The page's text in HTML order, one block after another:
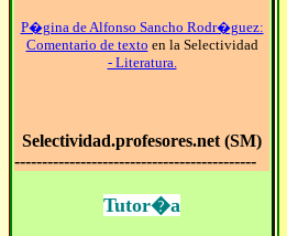
P�gina de Alfonso Sancho Rodr�guez:
Comentario de texto en la Selectividad
- Literatura.
Selectividad.profesores.net (SM)
--------------------------------------------
Tutor�a